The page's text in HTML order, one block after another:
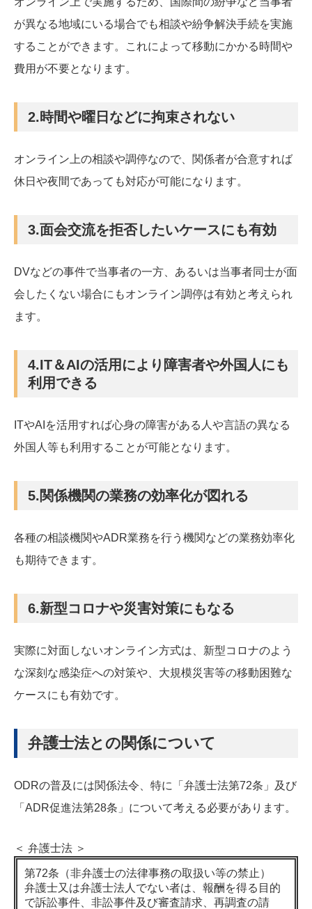
が異なる地域にいる場合でも相談や紛争解決手続を実施
することができます。これによって移動にかかる時間や
費用が不要となります。
2.時間や曜日などに拘束されない
オンライン上の相談や調停なので、関係者が合意すれば
休日や夜間であっても対応が可能になります。
3.面会交流を拒否したいケースにも有効
DVなどの事件で当事者の一方、あるいは当事者同士が面
会したくない場合にもオンライン調停は有効と考えられ
ます。
4.IT＆AIの活用により障害者や外国人にも
利用できる
ITやAIを活用すれば心身の障害がある人や言語の異なる
外国人等も利用することが可能となります。
5.関係機関の業務の効率化が図れる
各種の相談機関やADR業務を行う機関などの業務効率化
も期待できます。
6.新型コロナや災害対策にもなる
実際に対面しないオンライン方式は、新型コロナのよう
な深刻な感染症への対策や、大規模災害等の移動困難な
ケースにも有効です。
弁護士法との関係について
ODRの普及には関係法令、特に「弁護士法第72条」及び
「ADR促進法第28条」について考える必要があります。
＜ 弁護士法 ＞
第72条（非弁護士の法律事務の取扱い等の禁止）
弁護士又は弁護士法人でない者は、報酬を得る目的
で訴訟事件、非訟事件及び審査請求、再調査の請